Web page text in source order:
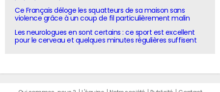
Ce Français déloge les squatteurs de sa maison sans
violence grâce à un coup de fil particulièrement malin
Les neurologues en sont certains : ce sport est excellent
pour le cerveau et quelques minutes régulières suffisent